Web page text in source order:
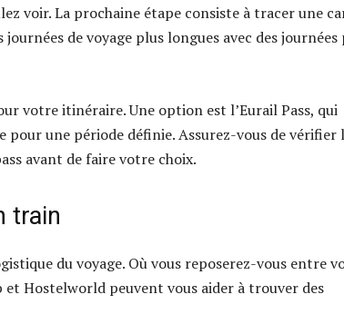
voir. La prochaine étape consiste à tracer une
de voyage plus longues avec des journées
votre itinéraire. Une option est l’Eurail Pass, qui
une période définie. Assurez-vous de vérifier
avant de faire votre choix.
train
du voyage. Où vous reposerez-vous entre
et Hostelworld peuvent vous aider à trouver des